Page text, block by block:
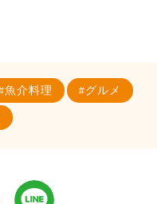
魚介料理 グルメ